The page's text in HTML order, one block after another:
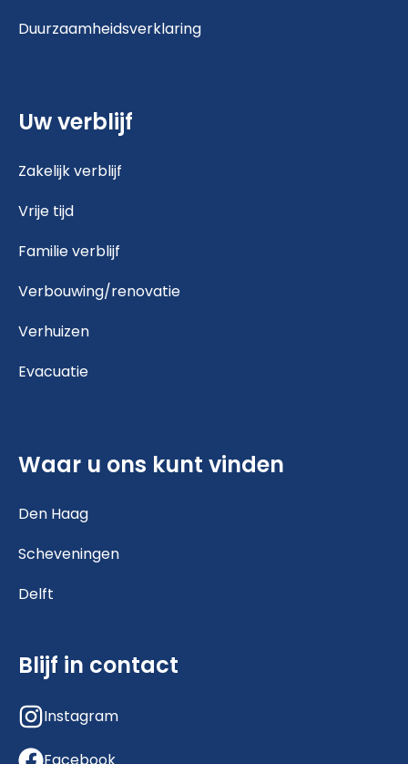
Duurzaamheidsverklaring
Uw verblijf
Zakelijk verblijf
Vrije tijd
Familie verblijf
Verbouwing/renovatie
Verhuizen
Evacuatie
Waar u ons kunt vinden
Den Haag
Scheveningen
Delft
Blijf in contact
Instagram
Facebook